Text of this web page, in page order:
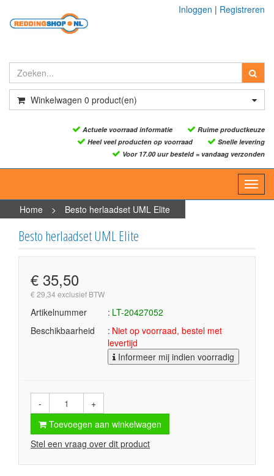
Inloggen | Registreren
Winkelwagen 0 product(en)
Actuele voorraad informatie
Ruime productkeuze
Heel veel producten op voorraad
Snelle levering
Voor 17.00 uur besteld = vandaag verzonden
Home
> Besto herlaadset UML Elite
Besto herlaadset UML Elite
€ 35,50
€ 29,34 exclusief BTW
Artikelnummer
LT-20427052
Beschikbaarheid
Niet op voorraad, bestel met
levertijd
Informeer mij indien voorradig
-
+
Toevoegen aan winkelwagen
Stel een vraag over dit product